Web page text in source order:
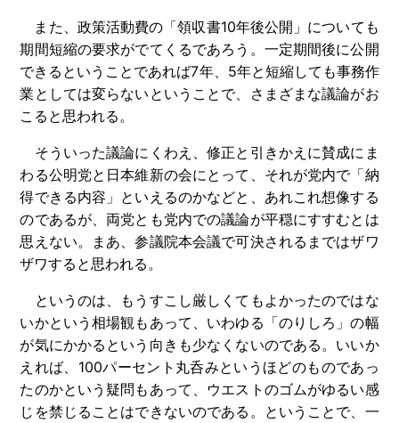
また、政策活動費の「領収書10年後公開」についても
期間短縮の要求がでてくるであろう。一定期間後に公開
できるということであれば7年、5年と短縮しても事務作
業としては変らないということで、さまざまな議論がお
こると思われる。
そういった議論にくわえ、修正と引きかえに賛成にま
わる公明党と日本維新の会にとって、それが党内で「納
得できる内容」といえるのかなどと、あれこれ想像する
のであるが、両党とも党内での議論が平穏にすすむとは
思えない。まあ、参議院本会議で可決されるまではザワ
ザワすると思われる。
というのは、もうすこし厳しくてもよかったのではな
いかという相場観もあって、いわゆる「のりしろ」の幅
が気にかかるという向きも少なくないのである。いいか
えれば、100パーセント丸呑みというほどのものであっ
たのかという疑問もあって、ウエストのゴムがゆるい感
じを禁じることはできないのである。ということで、一